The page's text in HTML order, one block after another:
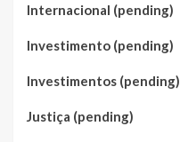
Internacional (pending)
Investimento (pending)
Investimentos (pending)
Justiça (pending)